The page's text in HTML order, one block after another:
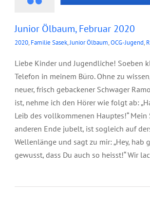
Junior Ölbaum, Februar 2020
2020, Familie Sasek,Junior Ölbaum,OCG-Jugend,
Liebe Kinder und Jugendliche! Soeben
Telefon in meinem Büro. Ohne zu
neuer, frisch gebackener Schwager
ist, nehme ich den Hörer wie folgt ab:
Leib des vollkommenen Hauptes!“ Mein
anderen Ende jubelt, ist sogleich auf
Wellenlänge und sagt zu mir: „Hey, hab
gewusst, dass Du auch so heisst!“ Wir